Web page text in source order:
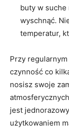
buty w suche
wyschnąć.
temperatur,
Przy
czynność co
nosisz swoje
jest
użytkowaniem